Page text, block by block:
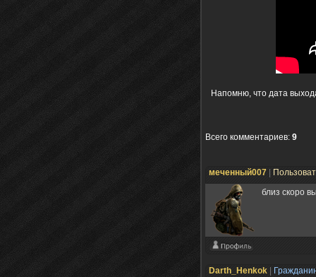
Напомню, что дата
Всего комментариев: 9
меченный007
близ скоро
Darth_Henkok